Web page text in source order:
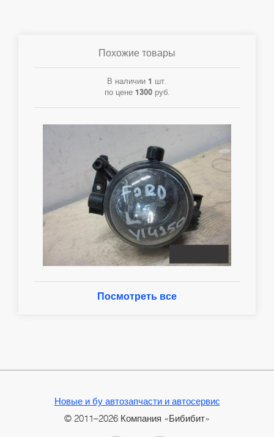
Похожие товары
В наличии 1 шт.
по цене 1300руб.
Посмотреть все
Новые и бу автозапчасти и автосервис
© 2011–2026 Компания «Бибибит»